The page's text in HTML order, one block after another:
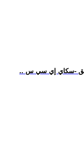
-سكاي إي سي س